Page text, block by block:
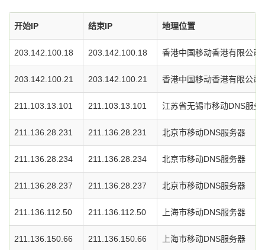
开始IP 结束IP 地理位置
203.142.100.18 203.142.100.18 香港中国移动香港有限公司
203.142.100.21 203.142.100.21 香港中国移动香港有限公司
211.103.13.101 211.103.13.101 江苏省无锡市移动DNS服务
211.136.28.231 211.136.28.231 北京市移动DNS服务器
211.136.28.234 211.136.28.234 北京市移动DNS服务器
211.136.28.237 211.136.28.237 北京市移动DNS服务器
211.136.112.50 211.136.112.50 上海市移动DNS服务器
211.136.150.66 211.136.150.66 上海市移动DNS服务器